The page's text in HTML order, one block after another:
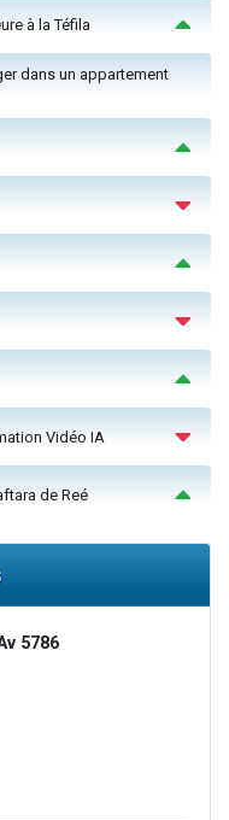
à la Téfila
dans un appartement
Vidéo IA
de Reé
5786